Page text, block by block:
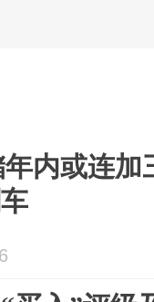
内或连